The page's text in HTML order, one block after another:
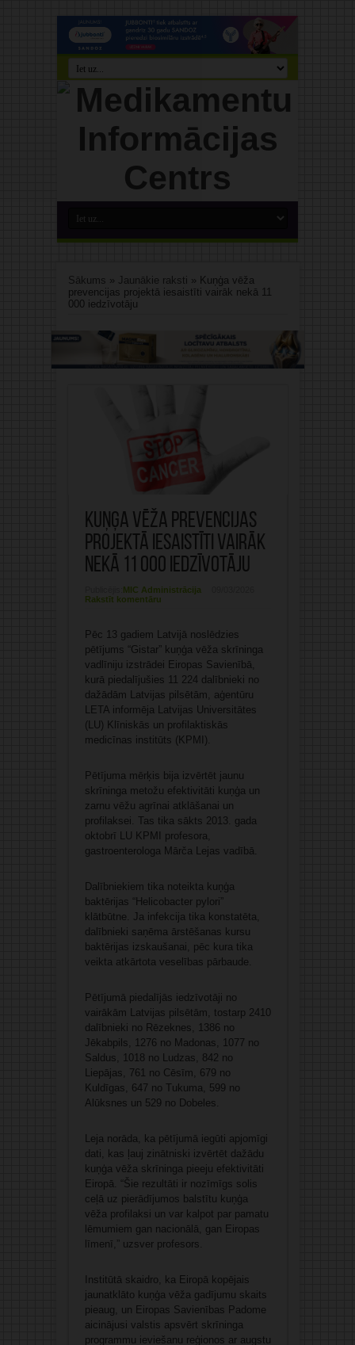
Sākums » Jaunākie raksti » Kuņģa vēža
prevencijas projektā iesaistīti vairāk nekā 11
000 iedzīvotāju
Kuņģa vēža prevencijas
projektā iesaistīti vairāk
nekā 11 000 iedzīvotāju
MIC Administrācija
Rakstīt komentāru
Pēc 13 gadiem Latvijā noslēdzies
pētījums “Gistar” kuņģa vēža skrīninga
vadlīniju izstrādei Eiropas Savienībā,
kurā piedalījušies 11 224 dalībnieki no
dažādām Latvijas pilsētām, aģentūru
LETA informēja Latvijas Universitātes
(LU) Klīniskās un profilaktiskās
medicīnas institūts (KPMI).
Pētījuma mērķis bija izvērtēt jaunu
skrīninga metožu efektivitāti kuņģa un
zarnu vēžu agrīnai atklāšanai un
profilaksei. Tas tika sākts 2013. gada
oktobrī LU KPMI profesora,
gastroenterologa Mārča Lejas vadībā.
Dalībniekiem tika noteikta kuņģa
baktērijas “Helicobacter pylori”
klātbūtne. Ja infekcija tika konstatēta,
dalībnieki saņēma ārstēšanas kursu
baktērijas izskaušanai, pēc kura tika
veikta atkārtota veselības pārbaude.
Pētījumā piedalījās iedzīvotāji no
vairākām Latvijas pilsētām, tostarp 2410
dalībnieki no Rēzeknes, 1386 no
Jēkabpils, 1276 no Madonas, 1077 no
Saldus, 1018 no Ludzas, 842 no
Liepājas, 761 no Cēsīm, 679 no
Kuldīgas, 647 no Tukuma, 599 no
Alūksnes un 529 no Dobeles.
Leja norāda, ka pētījumā iegūti apjomīgi
dati, kas ļauj zinātniski izvērtēt dažādu
kuņģa vēža skrīninga pieeju efektivitāti
Eiropā. “Šie rezultāti ir nozīmīgs solis
ceļā uz pierādījumos balstītu kuņģa
vēža profilaksi un var kalpot par pamatu
lēmumiem gan nacionālā, gan Eiropas
līmenī,” uzsver profesors.
Institūtā skaidro, ka Eiropā kopējais
jaunatklāto kuņģa vēža gadījumu skaits
pieaug, un Eiropas Savienības Padome
aicinājusi valstis apsvērt skrīninga
programmu ieviešanu reģionos ar augstu